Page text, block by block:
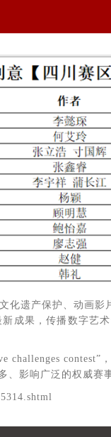
化遗产保护、动画
成果，传播数字艺
contest”
、影响广泛的权威赛